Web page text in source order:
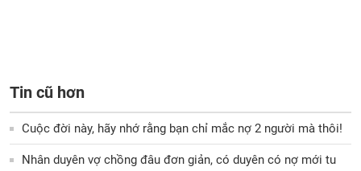
Tin cũ hơn
Cuộc đời này, hãy nhớ rằng bạn chỉ mắc nợ 2 người mà thôi!
Nhân duyên vợ chồng đâu đơn giản, có duyên có nợ mới tu